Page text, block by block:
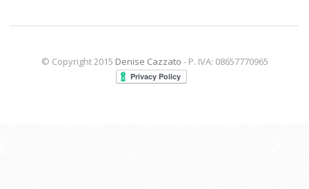
© Copyright 2015 Denise Cazzato - P. IVA: 08657770965